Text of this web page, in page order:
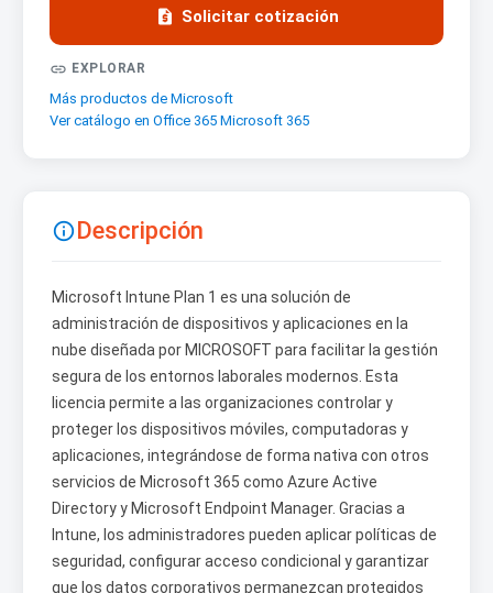
 Solicitar cotización
 EXPLORAR
Más productos de Microsoft
Ver catálogo en Office 365 Microsoft 365
Descripción
Microsoft Intune Plan 1 es una solución de
administración de dispositivos y aplicaciones en la
nube diseñada por MICROSOFT para facilitar la gestión
segura de los entornos laborales modernos. Esta
licencia permite a las organizaciones controlar y
proteger los dispositivos móviles, computadoras y
aplicaciones, integrándose de forma nativa con otros
servicios de Microsoft 365 como Azure Active
Directory y Microsoft Endpoint Manager. Gracias a
Intune, los administradores pueden aplicar políticas de
seguridad, configurar acceso condicional y garantizar
que los datos corporativos permanezcan protegidos